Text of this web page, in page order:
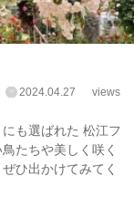
2024.04.27 views
も選ばれた 松江フ
たちや美しく咲く
ひ出かけてみてく